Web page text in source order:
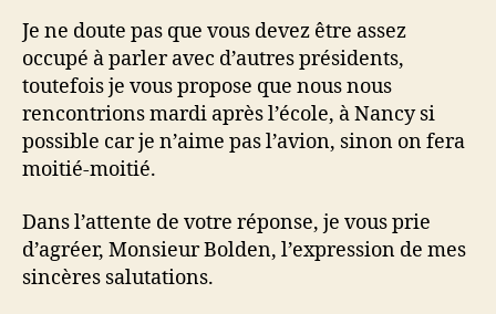
Je ne doute pas que vous devez être assez
occupé à parler avec d’autres présidents,
toutefois je vous propose que nous nous
rencontrions mardi après l’école, à Nancy si
possible car je n’aime pas l’avion, sinon on fera
moitié-moitié.
Dans l’attente de votre réponse, je vous prie
d’agréer, Monsieur Bolden, l’expression de mes
sincères salutations.